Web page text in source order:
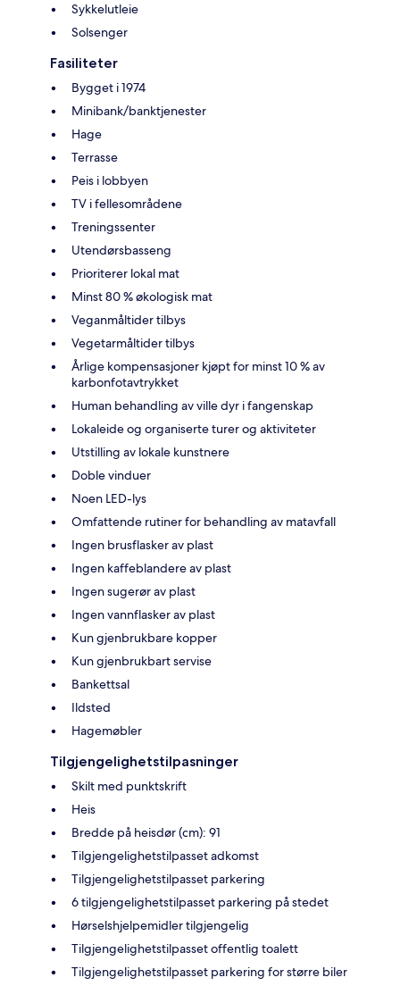
Sykkelutleie
Solsenger
Fasiliteter
Bygget i 1974
Minibank/banktjenester
Hage
Terrasse
Peis i lobbyen
TV i fellesområdene
Treningssenter
Utendørsbasseng
Prioriterer lokal mat
Minst 80 % økologisk mat
Veganmåltider tilbys
Vegetarmåltider tilbys
Årlige kompensasjoner kjøpt for minst 10 % av
karbonfotavtrykket
Human behandling av ville dyr i fangenskap
Lokaleide og organiserte turer og aktiviteter
Utstilling av lokale kunstnere
Doble vinduer
Noen LED-lys
Omfattende rutiner for behandling av matavfall
Ingen brusflasker av plast
Ingen kaffeblandere av plast
Ingen sugerør av plast
Ingen vannflasker av plast
Kun gjenbrukbare kopper
Kun gjenbrukbart servise
Bankettsal
Ildsted
Hagemøbler
Tilgjengelighetstilpasninger
Skilt med punktskrift
Heis
Bredde på heisdør (cm): 91
Tilgjengelighetstilpasset adkomst
Tilgjengelighetstilpasset parkering
6 tilgjengelighetstilpasset parkering på stedet
Hørselshjelpemidler tilgjengelig
Tilgjengelighetstilpasset offentlig toalett
Tilgjengelighetstilpasset parkering for større biler